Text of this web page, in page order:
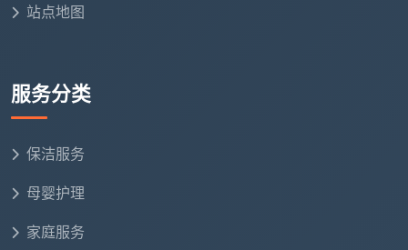
完整的精保洁清单、锁定在一个不再变动的合同总价
面积，是12项精保洁一项不落地写在确认单上，是做完
一项勾一项、由您逐项验收的踏实。准备给成都新家做
就有底了——这个数字，从头到尾不变。
站点地图
服务分类
保洁服务
母婴护理
家庭服务